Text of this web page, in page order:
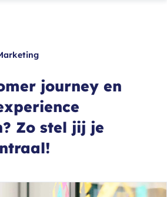
journey en
Zo stel jij je